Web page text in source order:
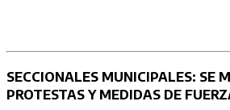
SECCIONALES MUNICIPALES: SE
PROTESTAS Y MEDIDAS DE